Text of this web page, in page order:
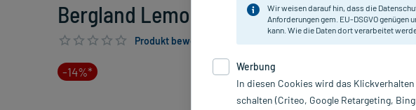
Bergland Lemongras Öl, 30 ml
Produkt bewerten & PlusHerzen sichern
-14%*
Wir weisen darauf hin, dass die
Anforderungen gem. EU-DSGVO
kann. Wie die Daten dort verarbeitet
Werbung
In diesen Cookies wird das
schalten (Criteo, Google Retargeting,